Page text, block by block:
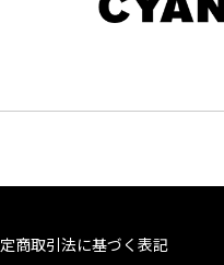
商取引法に基づく表記